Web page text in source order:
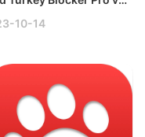
10-14